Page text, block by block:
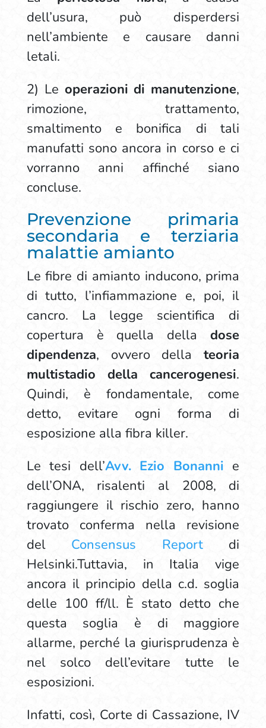
dell’usura, può disperdersi
nell’ambiente e causare danni
letali.
2) Le operazioni di manutenzione,
rimozione, trattamento,
smaltimento e bonifica di tali
manufatti sono ancora in corso e ci
vorranno anni affinché siano
concluse.
Prevenzione primaria
secondaria e terziaria
malattie amianto
Le fibre di amianto inducono, prima
di tutto, l’infiammazione e, poi, il
cancro. La legge scientifica di
copertura è quella delladose
dipendenza, ovvero dellateoria
multistadio della cancerogenesi.
Quindi, è fondamentale, come
detto, evitare ogni forma di
esposizione alla fibra killer.
Le tesi dell’Avv. Ezio Bonanni e
dell’ONA, risalenti al 2008, di
raggiungere il rischio zero, hanno
trovato conferma nella revisione
del Consensus Report
di
Helsinki.Tuttavia, in Italia vige
ancora il principio della c.d. soglia
delle 100 ff/ll. È stato detto che
questa soglia è di maggiore
allarme, perché la giurisprudenza è
nel solco dell’evitare tutte le
esposizioni.
Infatti, così, Corte di Cassazione, IV